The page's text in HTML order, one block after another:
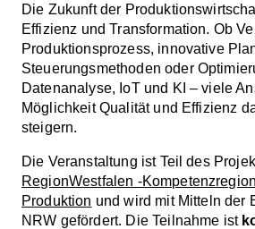
Die Zukunft der
Effizienz und Transformation. Ob
Produktionsprozess, innovative
Steuerungsmethoden oder
Datenanalyse, IoT und KI – viele
Möglichkeit Qualität und Effizienz
steigern.
Die Veranstaltung ist Teil des
RegionWestfalen -
Produktion und wird mit Mitteln der
NRW gefördert. Die Teilnahme ist